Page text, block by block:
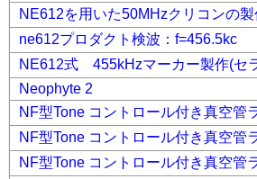
NE612を用いた50MHzクリコンの
ne612プロダクト検波：f=456.5kc
NE612式 455kHzマーカー製作(セ
Neophyte 2
NF型Tone コントロール付き真空
NF型Tone コントロール付き真空
NF型Tone コントロール付き真空